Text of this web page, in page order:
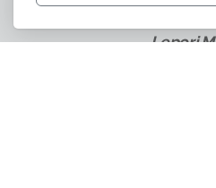
Lepori